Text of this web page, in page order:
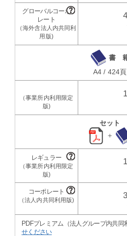
書
A4 / 424頁
セット
＋
PDFプレミアム（法人グループ内共
せください